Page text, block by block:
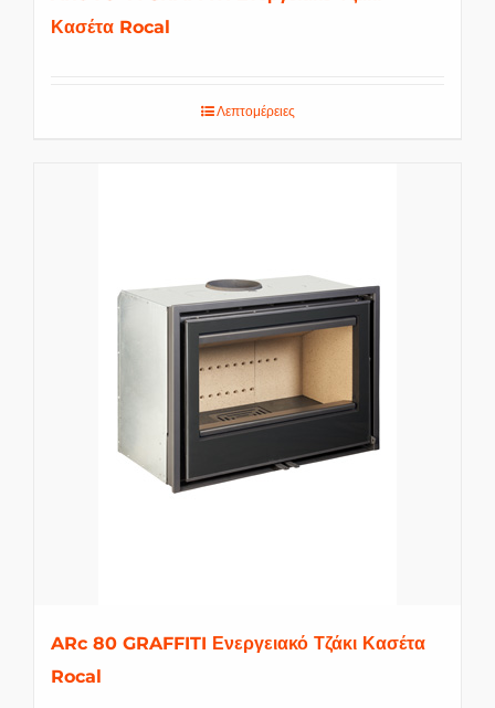
Κασέτα Rocal
Λεπτομέρειες
ARc 80 GRAFFITI Ενεργειακό Τζάκι Κασέτα
Rocal